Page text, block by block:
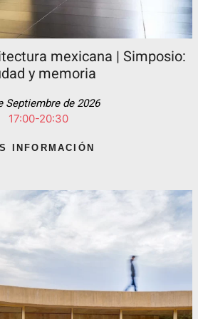
mexicana | Simposio:
y memoria
Septiembre de 2026
17:00-20:30
INFORMACIÓN